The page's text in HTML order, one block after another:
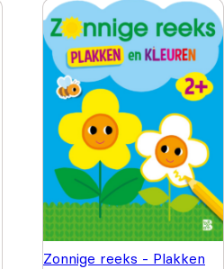
Zonnige reeks - Plakken